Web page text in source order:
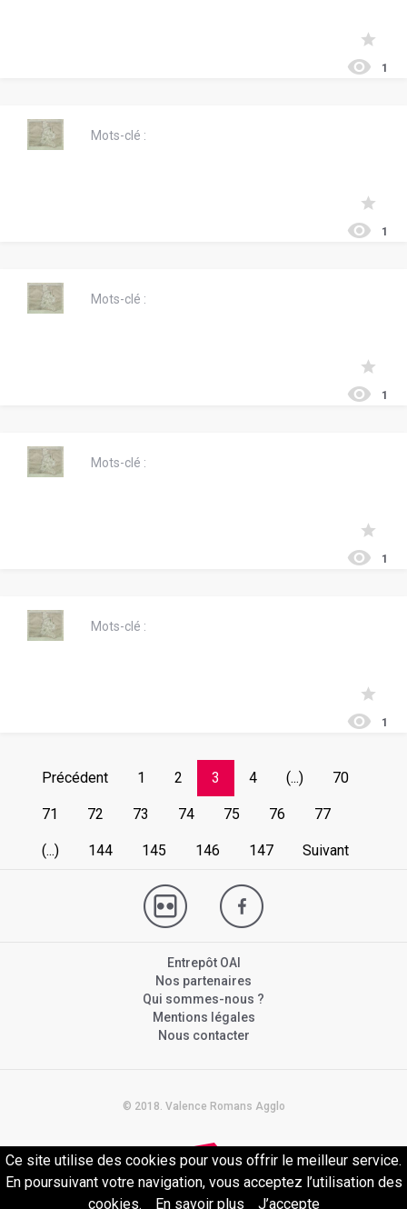
1
Mots-clé :
1
Mots-clé :
1
Mots-clé :
1
Mots-clé :
1
Précédent 1 2 3 4 (...) 70
71 72 73 74 75 76 77
(...) 144 145 146 147 Suivant
Entrepôt OAI
Nos partenaires
Qui sommes-nous ?
Mentions légales
Nous contacter
© 2018. Valence Romans Agglo
Ce site utilise des cookies pour vous offrir le meilleur service.
En poursuivant votre navigation, vous acceptez l’utilisation des
cookies.
En savoir plus J’accepte